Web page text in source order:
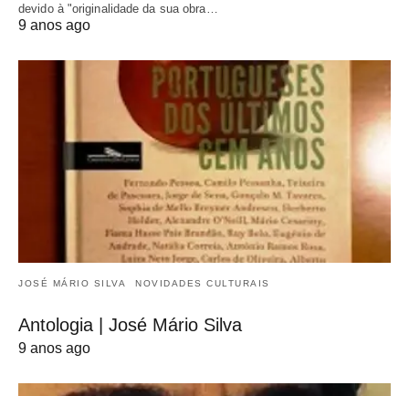
devido à "originalidade da sua obra…
9 anos ago
JOSÉ MÁRIO SILVA NOVIDADES CULTURAIS
Antologia | José Mário Silva
9 anos ago